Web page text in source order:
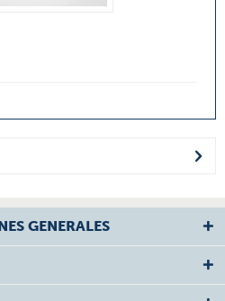
GENERALES